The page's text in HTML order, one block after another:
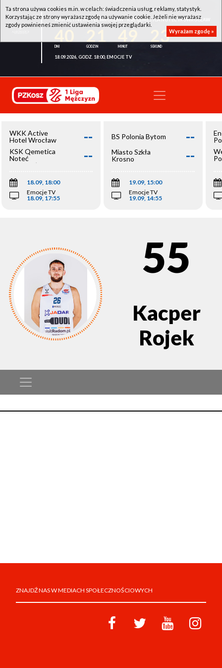
WKK ACTIVE HOTEL WROCŁAW - KSK QEMETICA NOTEĆ INOWROCŁAW
23
18.09.2026, GODZ. 18:00, EMOCJE TV
WKK Active
Hotel Wrocław
--
KSK Qemetica
Noteć
Inowrocław
--
18.09, 18:00
Emocje TV
18.09, 17:55
BS Polonia Bytom --
Miasto Szkła
Krosno
--
19.09, 15:00
Emocje TV
19.09, 14:55
55
Kacper
Rojek
ZNAJDŹ NAS W MEDIACH SPOŁECZNOŚCIOWYCH
Ta strona używa cookies m.in. w celach: świadczenia usług, reklamy, statystyk.
Korzystając ze strony wyrażasz zgodę na używanie cookie. Jeżeli nie wyrażasz
zgody powinieneś zmienić ustawienia swojej przeglądarki.
Wyrażam zgodę »